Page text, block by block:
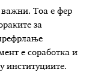
важни. Тоа е фер
за
е соработка и
институциите.